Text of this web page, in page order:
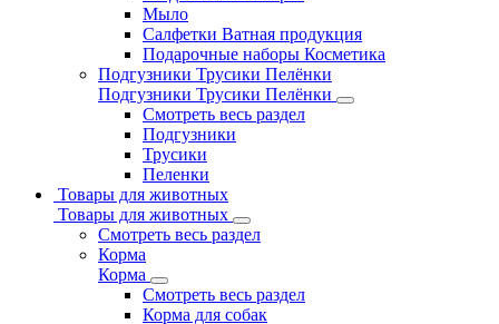
Мыло
Салфетки Ватная продукция
Подарочные наборы Косметика
Подгузники Трусики Пелёнки
Подгузники Трусики Пелёнки
Смотреть весь раздел
Подгузники
Трусики
Пеленки
Товары для животных
Товары для животных
Смотреть весь раздел
Корма
Корма
Смотреть весь раздел
Корма для собак